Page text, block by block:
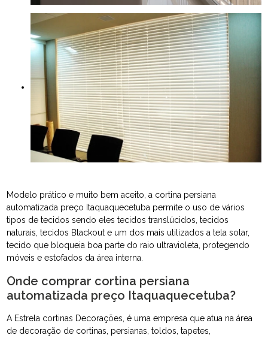
Modelo prático e muito bem aceito, a cortina persiana
automatizada preço Itaquaquecetuba permite o uso de vários
tipos de tecidos sendo eles tecidos translúcidos, tecidos
naturais, tecidos Blackout e um dos mais utilizados a tela solar,
tecido que bloqueia boa parte do raio ultravioleta, protegendo
móveis e estofados da área interna.
Onde comprar cortina persiana
automatizada preço Itaquaquecetuba?
A Estrela cortinas Decorações, é uma empresa que atua na área
de decoração de cortinas, persianas, toldos, tapetes,